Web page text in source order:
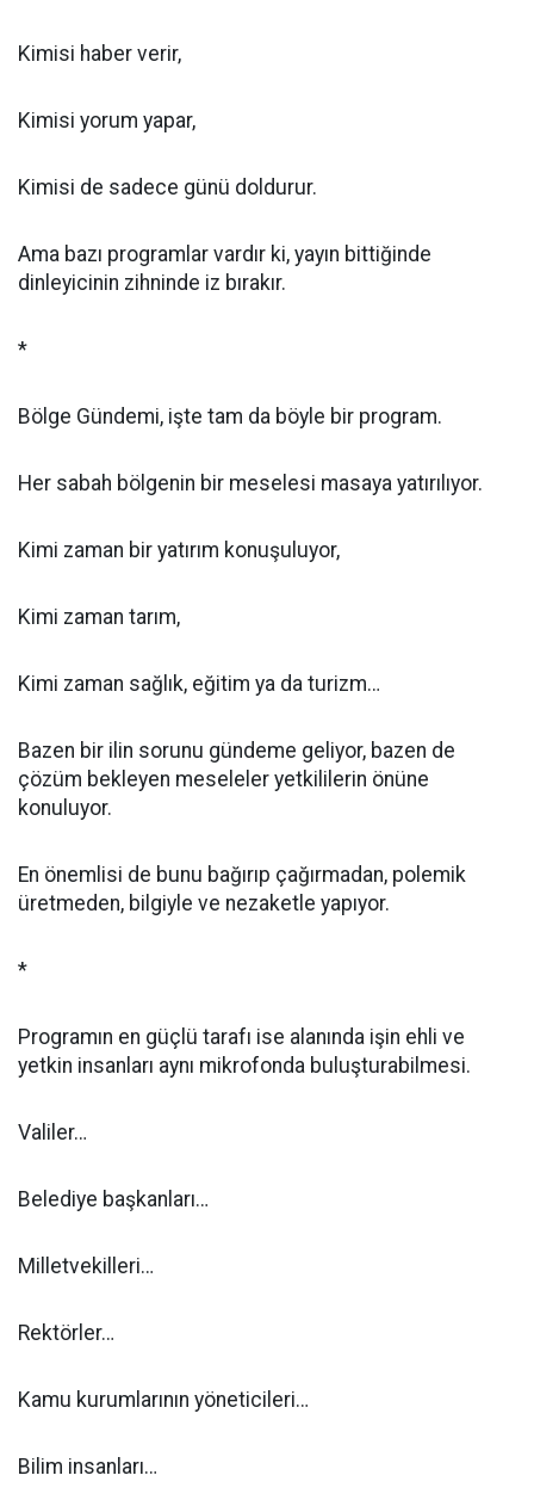
Kimisi haber verir,
Kimisi yorum yapar,
Kimisi de sadece günü doldurur.
Ama bazı programlar vardır ki, yayın bittiğinde
dinleyicinin zihninde iz bırakır.
*
Bölge Gündemi, işte tam da böyle bir program.
Her sabah bölgenin bir meselesi masaya yatırılıyor.
Kimi zaman bir yatırım konuşuluyor,
Kimi zaman tarım,
Kimi zaman sağlık, eğitim ya da turizm…
Bazen bir ilin sorunu gündeme geliyor, bazen de
çözüm bekleyen meseleler yetkililerin önüne
konuluyor.
En önemlisi de bunu bağırıp çağırmadan, polemik
üretmeden, bilgiyle ve nezaketle yapıyor.
*
Programın en güçlü tarafı ise alanında işin ehli ve
yetkin insanları aynı mikrofonda buluşturabilmesi.
Valiler…
Belediye başkanları…
Milletvekilleri…
Rektörler…
Kamu kurumlarının yöneticileri…
Bilim insanları…